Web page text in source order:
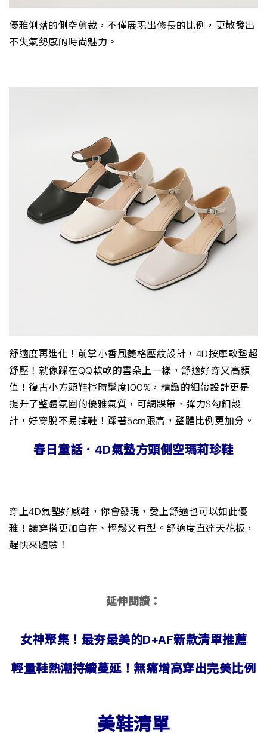
優雅俐落的側空剪裁，不僅展現出修長的比例，更散發出
不失氣勢感的時尚魅力。
舒適度再進化！前掌小香風菱格壓紋設計，4D按摩軟墊超
舒壓！就像踩在QQ軟軟的雲朵上一樣，舒適好穿又高顏
值！復古小方頭鞋楦時髦度100%，精緻的細帶設計更是
提升了整體氛圍的優雅氣質，可調踝帶、彈力S勾釦設
計，好穿脫不易掉鞋！踩著5cm跟高，整體比例更加分。
春日童話．4D氣墊方頭側空瑪莉珍鞋
穿上4D氣墊好感鞋，你會發現，愛上舒適也可以如此優
雅！讓穿搭更加自在、輕鬆又有型。舒適度直達天花板，
趕快來體驗！
延伸閱讀：
女神聚集！最夯最美的D+AF新款清單推薦
輕量鞋熱潮持續蔓延！無痛增高穿出完美比例
美鞋清單